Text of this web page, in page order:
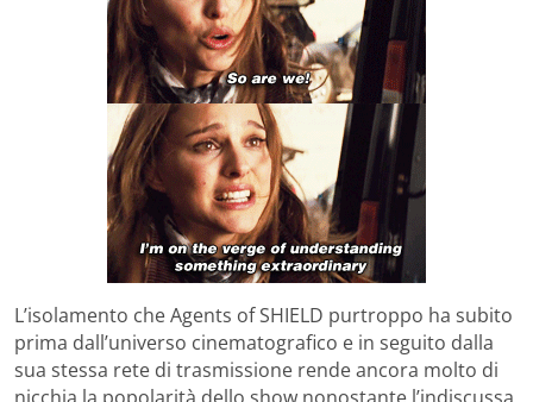
L’isolamento che Agents of SHIELD purtroppo ha subito
prima dall’universo cinematografico e in seguito dalla
sua stessa rete di trasmissione rende ancora molto di